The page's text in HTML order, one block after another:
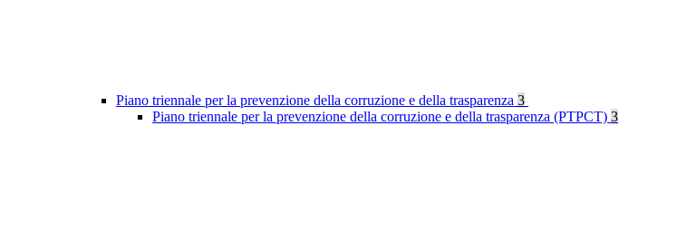
Piano triennale per la prevenzione della corruzione e della trasparenza 3
Piano triennale per la prevenzione della corruzione e della trasparenza (PTPCT) 3